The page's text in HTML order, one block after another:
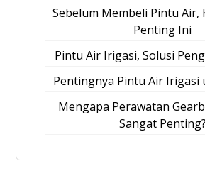
Sebelum Membeli Pintu Air,
Penting Ini
Pintu Air Irigasi, Solusi
Pentingnya Pintu Air Irigasi
Mengapa Perawatan
Sangat Penting?